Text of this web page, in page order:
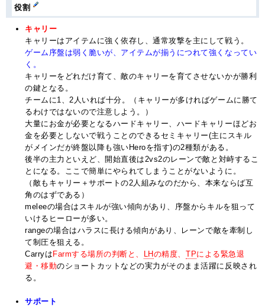
役割
キャリー
キャリーはアイテムに強く依存し、通常攻撃を主にして戦う。
ゲーム序盤は弱く脆いが、アイテムが揃うにつれて強くなってい
く。
キャリーをどれだけ育て、敵のキャリーを育てさせないかが勝利
の鍵となる。
チームに1、2人いれば十分。（キャリーが多ければゲームに勝て
るわけではないので注意しよう。）
大量にお金が必要となるハードキャリー、ハードキャリーほどお
金を必要としないで戦うことのできるセミキャリー(主にスキル
がメインだが終盤以降も強いHeroを指す)の2種類がある。
後半の主力といえど、開始直後は2vs2のレーンで敵と対峙するこ
とになる。ここで簡単にやられてしまうことがないように。
（敵もキャリー＋サポートの2人組みなのだから、本来ならば互
角のはずである）
meleeの場合はスキルが強い傾向があり、序盤からキルを狙って
いけるヒーローが多い。
rangeの場合はハラスに長ける傾向があり、レーンで敵を牽制し
て制圧を狙える。
Carryは Farmする場所の判断と、 LHの精度、TPによる緊急退
避・移動のショートカットなどの実力がそのまま活躍に反映され
る。
サポート